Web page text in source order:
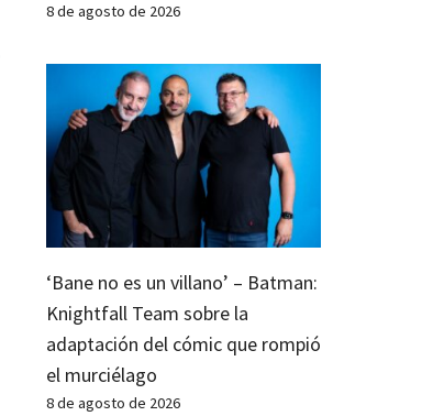
8 de agosto de 2026
‘Bane no es un villano’ – Batman:
Knightfall Team sobre la
adaptación del cómic que rompió
el murciélago
8 de agosto de 2026